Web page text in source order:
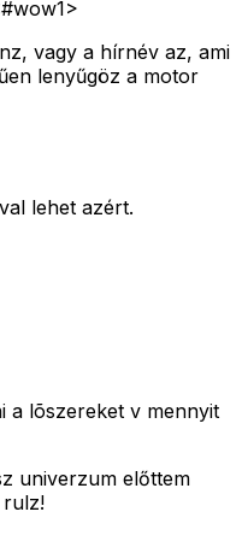
vagy a hírnév az, ami
lenyűgöz a motor
lehet azért.
a lõszereket v mennyit
univerzum előttem
rulz!